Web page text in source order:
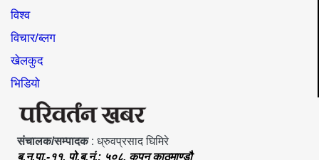
विश्व
विचार/ब्लग
खेलकुद
भिडियो
संचालक/सम्पादक: ध्रुवप्रसाद घिमिरे
बु.न.पा.-११, पो.ब.नं.: ५०८, कपन काठमाण्डौ